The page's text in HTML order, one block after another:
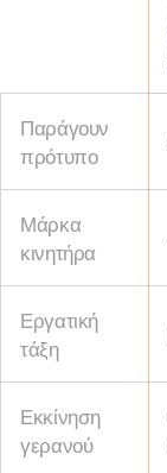
Παράγουν
πρότυπο
Μάρκα
κινητήρα
Εργατική
τάξη
Εκκίνηση
γερανού